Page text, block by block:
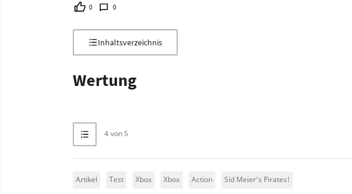
0 0
Inhaltsverzeichnis
Wertung
4 von 5
Artikel Test Xbox Xbox Action Sid Meier's Pirates!